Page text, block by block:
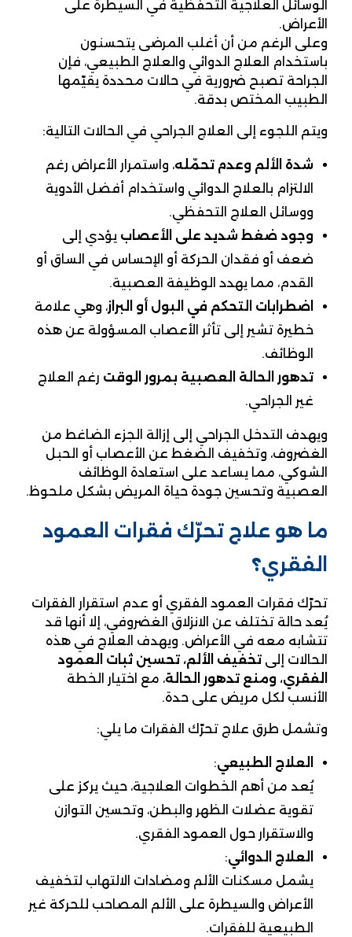
الوسائل العلاجية التحفظية في السيطرة على
الأعراض.
وعلى الرغم من أن أغلب المرضى يتحسنون
باستخدام العلاج الدوائي والعلاج الطبيعي، فإن
الجراحة تصبح ضرورية في حالات محددة يقيّمها
الطبيب المختص بدقة.
ويتم اللجوء إلى العلاج الجراحي في الحالات التالية:
شدة الألم وعدم تحمّله، واستمرار الأعراض رغم
الالتزام بالعلاج الدوائي واستخدام أفضل الأدوية
ووسائل العلاج التحفظي.
وجود ضغط شديد على الأعصاب يؤدي إلى
ضعف أو فقدان الحركة أو الإحساس في الساق أو
القدم، مما يهدد الوظيفة العصبية.
اضطرابات التحكم في البول أو البراز، وهي علامة
خطيرة تشير إلى تأثر الأعصاب المسؤولة عن هذه
الوظائف.
تدهور الحالة العصبية بمرور الوقت رغم العلاج
غير الجراحي.
ويهدف التدخل الجراحي إلى إزالة الجزء الضاغط من
الغضروف، وتخفيف الضغط عن الأعصاب أو الحبل
الشوكي، مما يساعد على استعادة الوظائف
العصبية وتحسين جودة حياة المريض بشكل ملحوظ.
ما هو علاج تحرّك فقرات العمود
الفقري؟
تحرّك فقرات العمود الفقري أو عدم استقرار الفقرات
يُعد حالة تختلف عن الانزلاق الغضروفي، إلا أنها قد
تتشابه معه في الأعراض. ويهدف العلاج في هذه
الحالات إلىتخفيف الألم، تحسين ثبات العمود
الفقري، ومنع تدهور الحالة، مع اختيار الخطة
الأنسب لكل مريض على حدة.
وتشمل طرق علاج تحرّك الفقرات ما يلي:
العلاج الطبيعي:
يُعد من أهم الخطوات العلاجية، حيث يركز على
تقوية عضلات الظهر والبطن، وتحسين التوازن
والاستقرار حول العمود الفقري.
العلاج الدوائي:
يشمل مسكنات الألم ومضادات الالتهاب لتخفيف
الأعراض والسيطرة على الألم المصاحب للحركة غير
الطبيعية للفقرات.